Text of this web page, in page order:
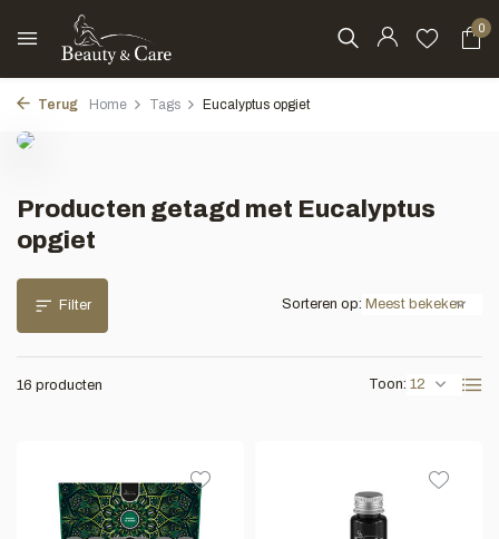
0
Terug Home Tags Eucalyptus opgiet
Producten getagd met Eucalyptus
opgiet
Filter
16 producten Toon:
Sorteren op: